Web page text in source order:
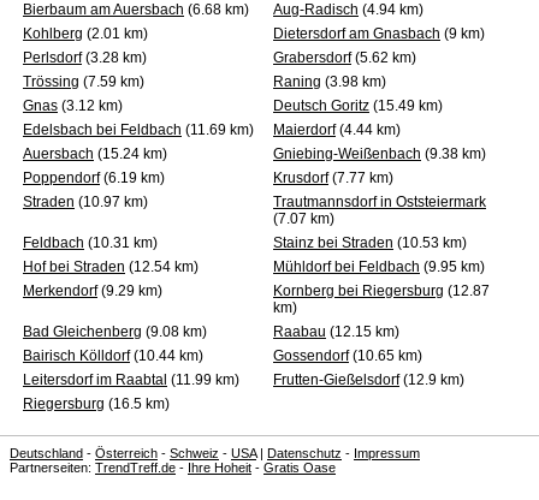
Bierbaum am Auersbach (6.68 km) Aug-Radisch (4.94 km)
Kohlberg (2.01 km) Dietersdorf am Gnasbach (9 km)
Perlsdorf(3.28 km) Grabersdorf(5.62 km)
Trössing (7.59 km) Raning (3.98 km)
Gnas (3.12 km) Deutsch Goritz (15.49 km)
Edelsbach bei Feldbach (11.69 km) Maierdorf(4.44 km)
Auersbach (15.24 km) Gniebing-Weißenbach (9.38 km)
Poppendorf(6.19 km) Krusdorf(7.77 km)
Straden (10.97 km)
Trautmannsdorf in Oststeiermark
(7.07 km)
Feldbach (10.31 km) Stainz bei Straden (10.53 km)
Hof bei Straden (12.54 km) Mühldorf bei Feldbach (9.95 km)
Merkendorf(9.29 km) Kornberg bei Riegersburg (12.87
km)
Bad Gleichenberg (9.08 km) Raabau (12.15 km)
Bairisch Kölldorf(10.44 km) Gossendorf(10.65 km)
Leitersdorf im Raabtal (11.99 km) Frutten-Gießelsdorf(12.9 km)
Riegersburg (16.5 km)
Deutschland - Österreich - Schweiz - USA| Datenschutz - Impressum
Partnerseiten: TrendTreff.de - Ihre Hoheit - Gratis Oase